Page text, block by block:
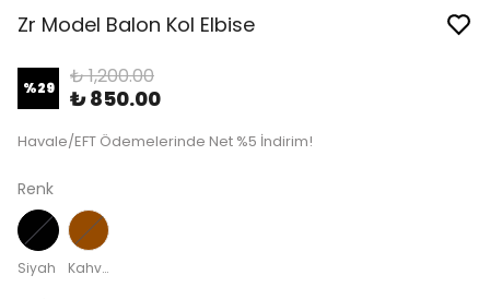
Zr Model Balon Kol Elbise
%29 ₺ 1,200.00
₺ 850.00
Havale/EFT Ödemelerinde Net %5 İndirim!
Renk
Siyah Kahverengi